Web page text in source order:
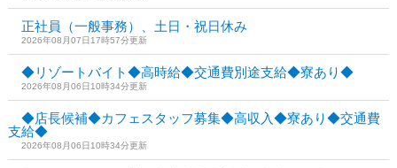
正社員（一般事務）、土日・祝日休み
2026年08月07日17時57分更新
◆リゾートバイト◆高時給◆交通費別途支給◆寮あり◆
2026年08月06日10時34分更新
◆店長候補◆カフェスタッフ募集◆高収入◆寮あり◆交通費
支給◆
2026年08月06日10時34分更新